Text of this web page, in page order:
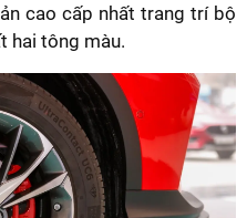
cao cấp nhất trang trí bộ
hai tông màu.